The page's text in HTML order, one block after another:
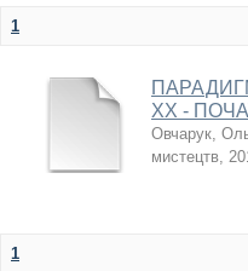
1
ХХ -
Овчарук,
мистецтв,
1